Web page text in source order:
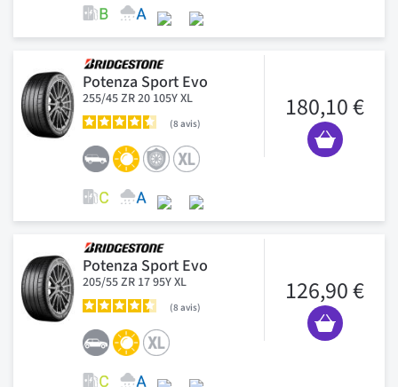
Potenza Sport Evo
255/45 ZR 20 105Y XL
8 avis
180,10 €
Potenza Sport Evo
205/55 ZR 17 95Y XL
8 avis
126,90 €